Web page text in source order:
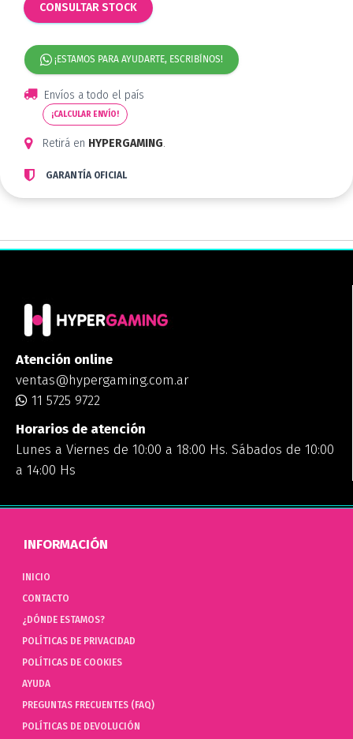
CONSULTAR STOCK
¡ESTAMOS PARA AYUDARTE, ESCRIBÍNOS!
Envíos a todo el país
¡CALCULAR ENVÍO!
Retirá en HYPERGAMING.
GARANTÍA OFICIAL
Atención online
ventas@hypergaming.com.ar
11 5725 9722
Horarios de atención
Lunes a Viernes de 10:00 a 18:00 Hs. Sábados de 10:00
a 14:00 Hs
INFORMACIÓN
INICIO
CONTACTO
¿DÓNDE ESTAMOS?
POLÍTICAS DE PRIVACIDAD
POLÍTICAS DE COOKIES
AYUDA
PREGUNTAS FRECUENTES (FAQ)
POLÍTICAS DE DEVOLUCIÓN